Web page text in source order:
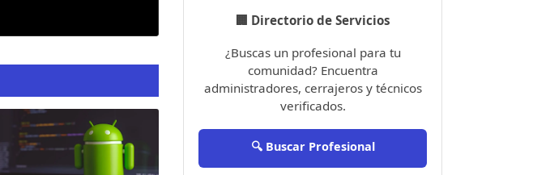
🏢 Directorio de Servicios
¿Buscas un profesional para tu
comunidad? Encuentra
administradores, cerrajeros y técnicos
verificados.
🔍 Buscar Profesional